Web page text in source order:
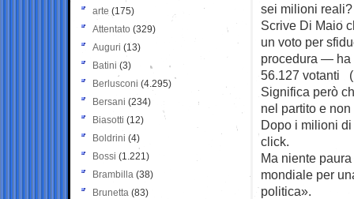
sei milioni reali?
Scrive Di Maio
un voto per
procedura — ha
56.127 votanti
Significa però
nel partito e
Dopo i milioni di
click.
Ma niente
mondiale per
politica».
arte (175)
Attentato (329)
Auguri (13)
Batini (3)
Berlusconi (4.295)
Bersani (234)
Biasotti (12)
Boldrini (4)
Bossi (1.221)
Brambilla (38)
Brunetta (83)